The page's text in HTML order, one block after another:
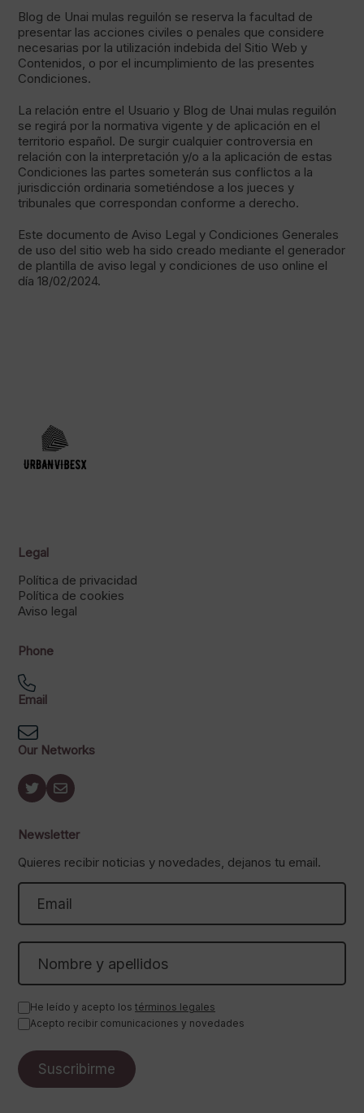
Blog de Unai mulas reguilón se reserva la facultad de
presentar las acciones civiles o penales que considere
necesarias por la utilización indebida del Sitio Web y
Contenidos, o por el incumplimiento de las presentes
Condiciones.
La relación entre el Usuario y Blog de Unai mulas reguilón
se regirá por la normativa vigente y de aplicación en el
territorio español. De surgir cualquier controversia en
relación con la interpretación y/o a la aplicación de estas
Condiciones las partes someterán sus conflictos a la
jurisdicción ordinaria sometiéndose a los jueces y
tribunales que correspondan conforme a derecho.
Este documento de Aviso Legal y Condiciones Generales
de uso del sitio web ha sido creado mediante el generador
de plantilla de aviso legal y condiciones de uso online el
día 18/02/2024.
Legal
Política de privacidad
Política de cookies
Aviso legal
Phone
Email
Our Networks
Newsletter
Quieres recibir noticias y novedades, dejanos tu email.
He leído y acepto los términos legales
Acepto recibir comunicaciones y novedades